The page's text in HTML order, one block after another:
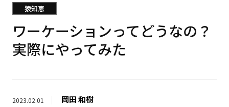
猿知恵
ワーケーションってどうなの？
実際にやってみた
2023.02.01 岡田 和樹